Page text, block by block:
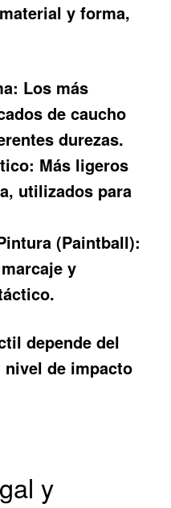
y forma,
Los más
de caucho
durezas.
Más ligeros
utilizados para
(Paintball):
y
depende del
de impacto
y